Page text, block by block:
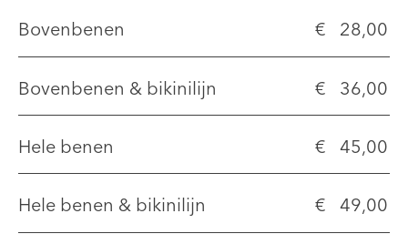
Bovenbenen € 28,00
Bovenbenen & bikinilijn € 36,00
Hele benen € 45,00
Hele benen & bikinilijn € 49,00